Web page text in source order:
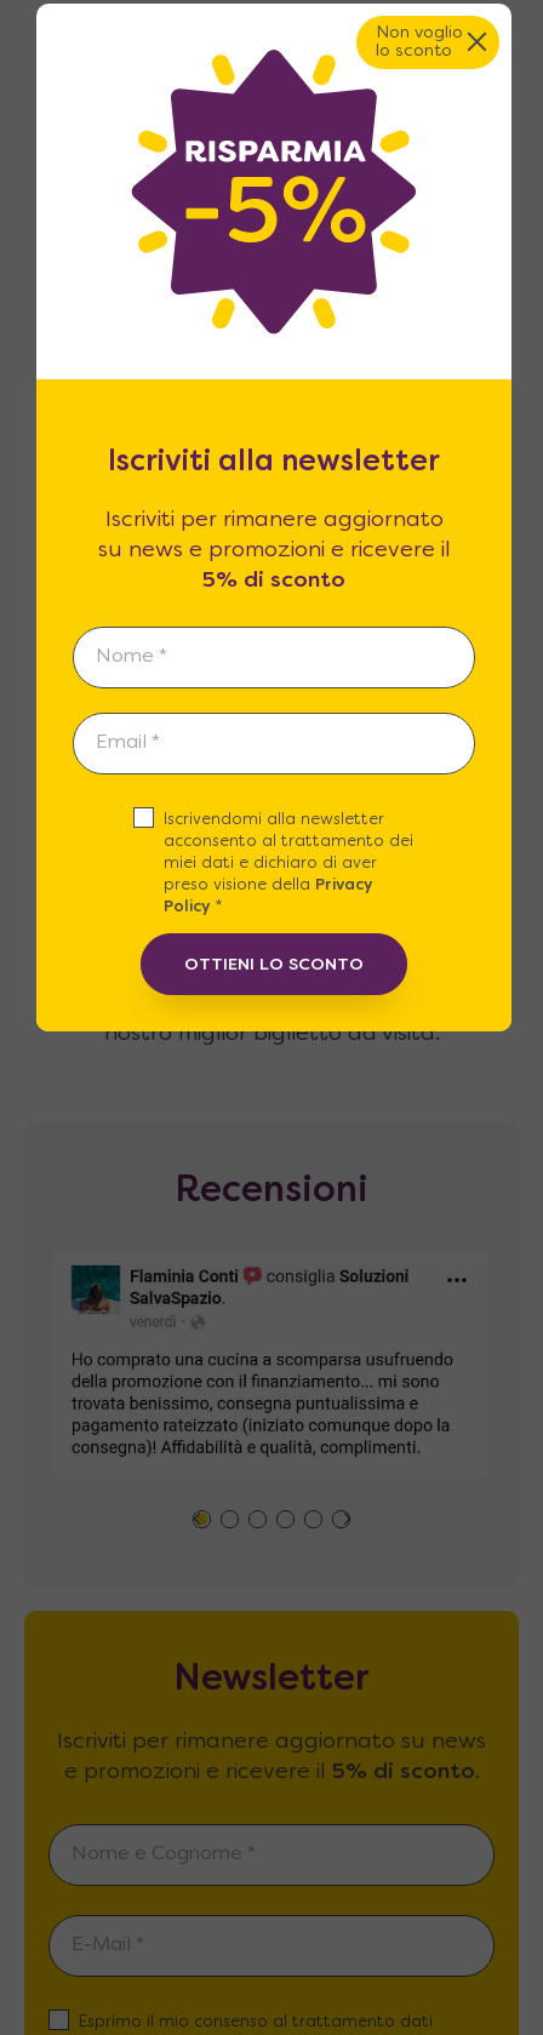
Pagamenti sicuri e fino a 18
rate
Pagamento con carte di credito,
bonifico bancario, con acconto
anticipato all'ordine e saldo pochi
giorni prima della consegna, oppure
con finanziamento fino a 18 rate.
Reso fino a 365 giorni
estendiamo fino a 365! Siamo certi che
la qualità dei prodotti sarà superiore
alle vostre attese.
Clienti Soddisfatti
nostro miglior biglietto da visita.
Recensioni
Newsletter
Iscriviti per rimanere aggiornato su news
e promozioni e ricevere il 5% di sconto.
Esprimo il mio consenso al trattamento dati
Non voglio
lo sconto
Iscriviti alla newsletter
Iscriviti per rimanere aggiornato
su news e promozioni e ricevere il
5% di sconto
Iscrivendomi alla newsletter
acconsento al trattamento dei
miei dati e dichiaro di aver
preso visione della
Privacy
Policy*
OTTIENI LO SCONTO